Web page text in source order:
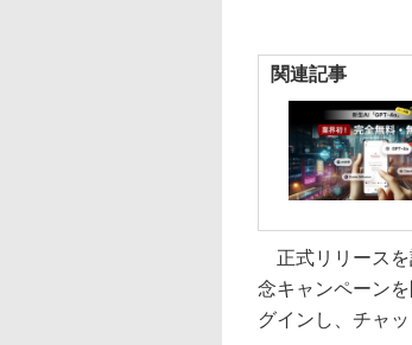
関連記事
正式リリースを
念キャンペーン
グインし、チャ